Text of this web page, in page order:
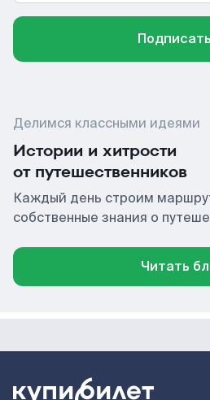
Делимся классными идеями
Истории и хитрости
от путешественников
Каждый день строим
собственные знания о
Читать